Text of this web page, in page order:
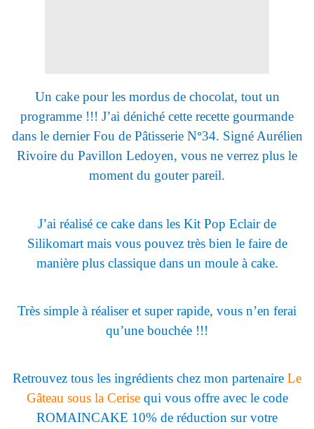
Un cake pour les mordus de chocolat, tout un
programme !!! J’ai déniché cette recette gourmande
dans le dernier Fou de Pâtisserie N°34. Signé Aurélien
Rivoire du Pavillon Ledoyen, vous ne verrez plus le
moment du gouter pareil.
J’ai réalisé ce cake dans les Kit Pop Eclair de
Silikomart mais vous pouvez très bien le faire de
manière plus classique dans un moule à cake.
Très simple à réaliser et super rapide, vous n’en ferai
qu’une bouchée !!!
Retrouvez tous les ingrédients chez mon partenaire Le
Gâteau sous la Cerisequi vous offre avec le code
ROMAINCAKE 10% de réduction sur votre